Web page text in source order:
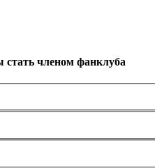
стать членом фанклуба